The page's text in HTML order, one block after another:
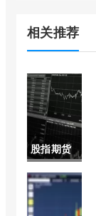
相关推荐
股指期货
持仓变化
(股指期货